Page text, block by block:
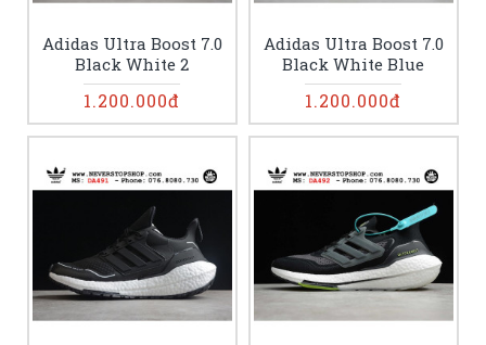
Adidas Ultra Boost 7.0
Black White 2
1.200.000đ
Adidas Ultra Boost 7.0
Black White Blue
1.200.000đ